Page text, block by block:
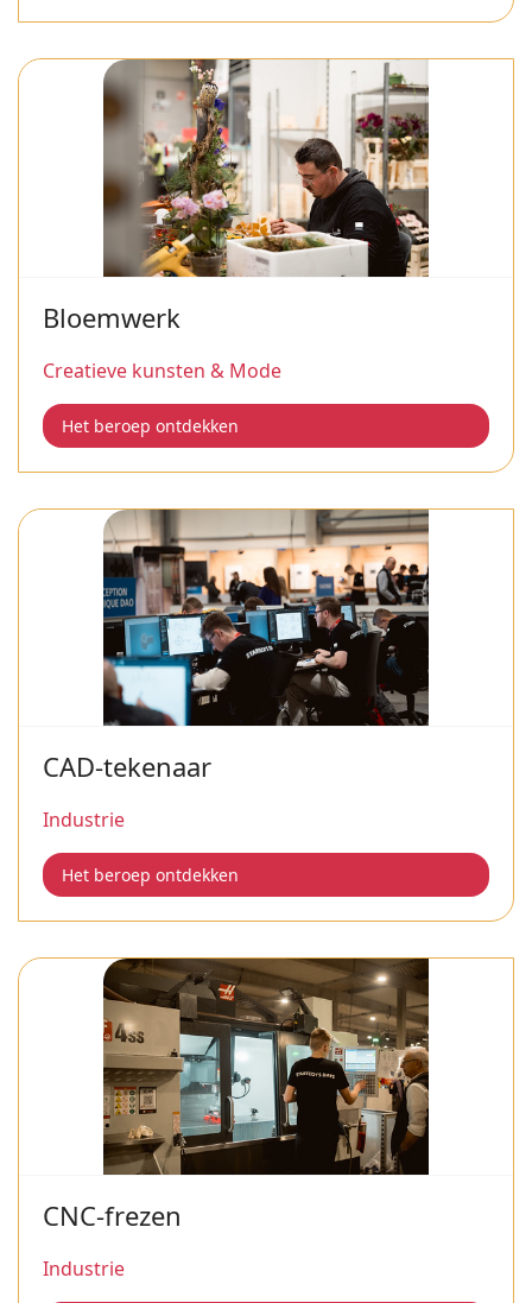
Bloemwerk
Creatieve kunsten & Mode
Het beroep ontdekken
CAD-tekenaar
Industrie
Het beroep ontdekken
CNC-frezen
Industrie